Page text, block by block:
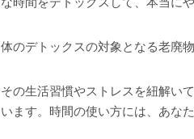
体のデトックスの対象となる老廃
その生活習慣やストレスを紐解い
います。時間の使い方には、あな